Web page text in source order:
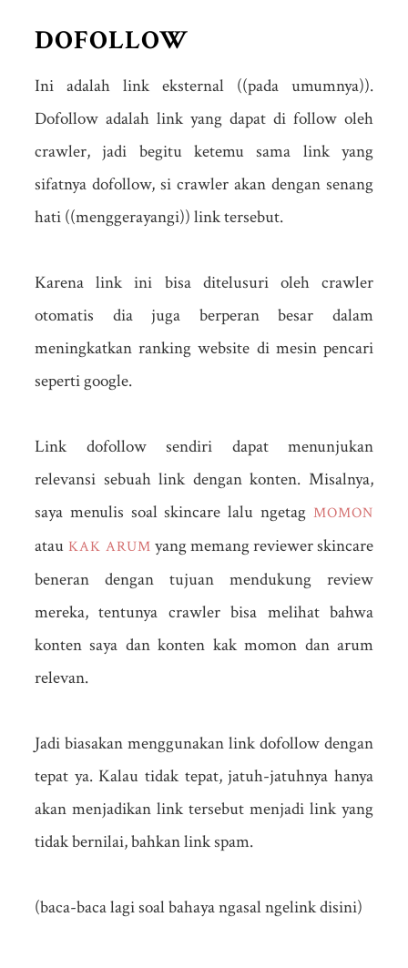
DOFOLLOW
Ini adalah link eksternal ((pada umumnya)).
Dofollow adalah link yang dapat di follow oleh
crawler, jadi begitu ketemu sama link yang
sifatnya dofollow, si crawler akan dengan senang
hati ((menggerayangi)) link tersebut.
Karena link ini bisa ditelusuri oleh crawler
otomatis dia juga berperan besar dalam
meningkatkan ranking website di mesin pencari
seperti google.
Link dofollow sendiri dapat menunjukan
relevansi sebuah link dengan konten. Misalnya,
saya menulis soal skincare lalu ngetag MOMON
atau KAK ARUM yang memang reviewer skincare
beneran dengan tujuan mendukung review
mereka, tentunya crawler bisa melihat bahwa
konten saya dan konten kak momon dan arum
relevan.
Jadi biasakan menggunakan link dofollow dengan
tepat ya. Kalau tidak tepat, jatuh-jatuhnya hanya
akan menjadikan link tersebut menjadi link yang
tidak bernilai, bahkan link spam.
(baca-baca lagi soal bahaya ngasal ngelink disini)